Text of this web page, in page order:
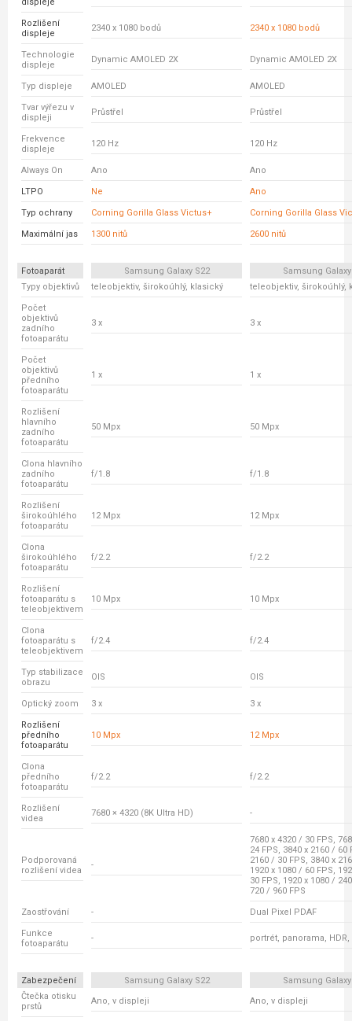
Rozlišení
displeje
2340 x 1080 bodů 2340 x 1080 bodů
Technologie
displeje
Dynamic AMOLED 2X Dynamic AMOLED 2X
Typ displeje AMOLED AMOLED
Tvar výřezu v
displeji
Průstřel Průstřel
Frekvence
displeje
120 Hz 120 Hz
Always On Ano Ano
LTPO Ne Ano
Typ ochrany Corning Gorilla Glass Victus+ Corning Gorilla Glass
Maximální jas 1300 nitů 2600 nitů
Fotoaparát Samsung Galaxy S22
Samsung Galaxy
Typy objektivů
teleobjektiv, širokoúhlý, klasický teleobjektiv, širokoúhlý,
Počet
objektivů
zadního
fotoaparátu
3 x 3 x
Počet
objektivů
předního
fotoaparátu
1 x 1 x
Rozlišení
hlavního
zadního
fotoaparátu
50 Mpx 50 Mpx
Clona hlavního
zadního
fotoaparátu
f/1.8 f/1.8
Rozlišení
širokoúhlého
fotoaparátu
12 Mpx 12 Mpx
Clona
širokoúhlého
fotoaparátu
f/2.2 f/2.2
Rozlišení
fotoaparátu s
teleobjektivem
10 Mpx 10 Mpx
Clona
fotoaparátu s
teleobjektivem
f/2.4 f/2.4
Typ stabilizace
obrazu
OIS OIS
Optický zoom 3 x 3 x
Rozlišení
předního
fotoaparátu
10 Mpx 12 Mpx
Clona
předního
fotoaparátu
f/2.2 f/2.2
Rozlišení
videa
7680 × 4320 (8K Ultra HD) -
Podporovaná
rozlišení videa
-
7680 x 4320 / 30 FPS,
24 FPS, 3840 x 2160 / 60
2160 / 30 FPS, 3840 x
1920 x 1080 / 60 FPS,
30 FPS, 1920 x 1080 /
720 / 960 FPS
Zaostřování - Dual Pixel PDAF
Funkce
fotoaparátu
- portrét, panorama,
Zabezpečení Samsung Galaxy S22
Samsung Galaxy
Čtečka otisku
prstů
Ano, v displeji Ano, v displeji